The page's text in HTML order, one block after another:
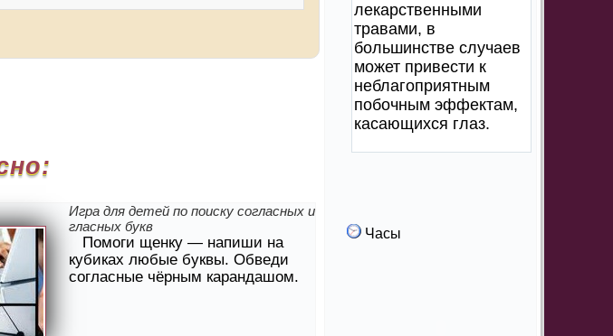
Игра для детей по поиску согласных и
гласных букв
Помоги щенку — напиши на
кубиках любые буквы. Обведи
согласные чёрным карандашом.
лекарственными
травами, в
большинстве случаев
может привести к
неблагоприятным
побочным эффектам,
касающихся глаз.
Часы